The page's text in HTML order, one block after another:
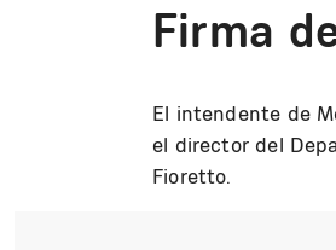
Firma
El intendente de
el director del
Fioretto.